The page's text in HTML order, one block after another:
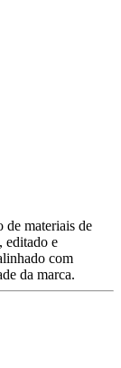
de materiais de
editado e
com
da marca.